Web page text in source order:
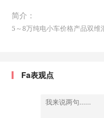
简介：
5～8万纯电小车价格产品双维
Fa表观点